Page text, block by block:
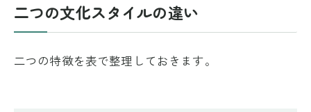
二つの文化スタイルの違い
二つの特徴を表で整理しておきます。